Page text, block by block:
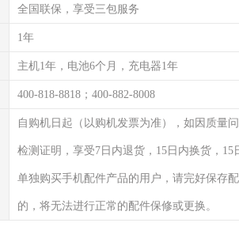
全国联保，享受三包服务
1年
主机1年，电池6个月，充电器1年
400-818-8818；400-882-8008
自购机日起（以购机发票为准），如因质量
检测证明，享受7日内退货，15日内换货，
单独购买手机配件产品的用户，请完好保存
的，将无法进行正常的配件保修或更换。